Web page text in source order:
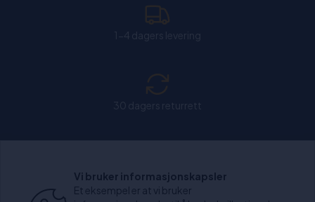
Chat: Åpen alle hverdager fra kl. 11:00-15:30.
Vi bruker informasjonskapsler
Et eksempel er at vi bruker